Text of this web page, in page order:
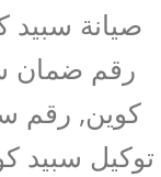
صيانة سبيد
رقم ضمان
كوين, رقم
توكيل سبيد